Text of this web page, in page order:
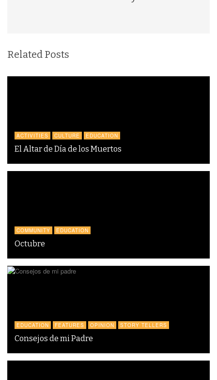
Related Posts
ACTIVITIES CULTURE EDUCATION
El Altar de Día de los Muertos
COMMUNITY EDUCATION
Octubre
EDUCATION FEATURES OPINION STORY TELLERS
Consejos de mi Padre